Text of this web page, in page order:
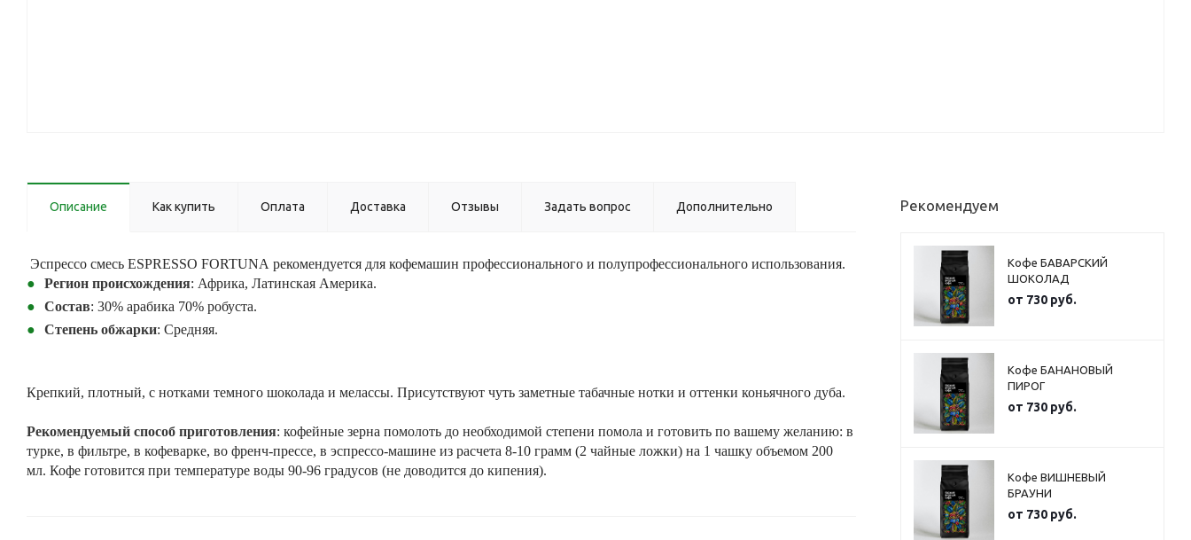
Описание Как купить Оплата Доставка Отзывы Задать вопрос Дополнительно
Эспрессо смесь ESPRESSO FORTUNA рекомендуется для кофемашин профессионального и полупрофессионального использования.
Регион происхождения: Африка, Латинская Америка.
Состав: 30% арабика 70% робуста.
Степень обжарки: Средняя.
Крепкий, плотный, с нотками темного шоколада и мелассы. Присутствуют чуть заметные табачные нотки и оттенки коньячного дуба.
Рекомендуемый способ приготовления: кофейные зерна помолоть до необходимой степени помола и готовить по вашему желанию: в
турке, в фильтре, в кофеварке, во френч-прессе, в эспрессо-машине из расчета 8-10 грамм (2 чайные ложки) на 1 чашку объемом 200
мл. Кофе готовится при температуре воды 90-96 градусов (не доводится до кипения).
Рекомендуем
Кофе БАВАРСКИЙ
ШОКОЛАД
от 730 руб.
Кофе БАНАНОВЫЙ
ПИРОГ
от 730 руб.
Кофе ВИШНЕВЫЙ
БРАУНИ
от 730 руб.